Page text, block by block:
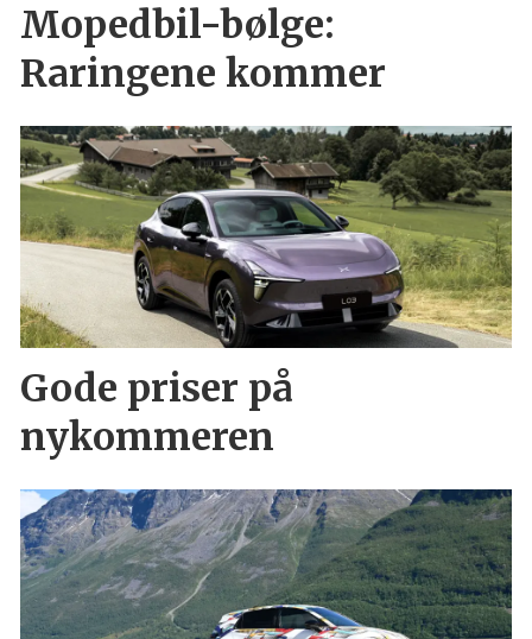
Mopedbil-bølge:
Raringene kommer
Gode priser på
nykommeren